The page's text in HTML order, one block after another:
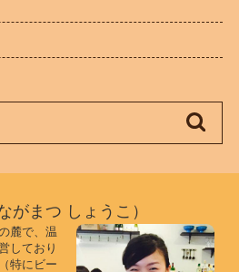
がまつ しょうこ）
麓で、温
しており
特にビー